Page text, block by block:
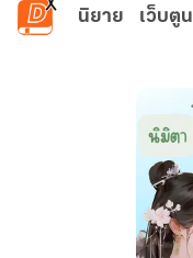
ข้ามไปยังเนื้อหาหลัก
นิยาย เว็บตูน